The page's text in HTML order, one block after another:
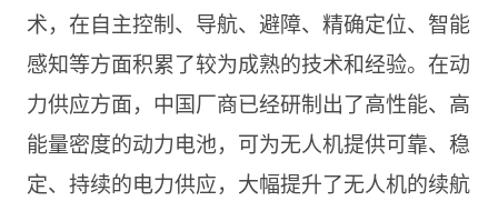
术，在自主控制、导航、避障、精确定位、智能
感知等方面积累了较为成熟的技术和经验。在动
力供应方面，中国厂商已经研制出了高性能、高
能量密度的动力电池，可为无人机提供可靠、稳
定、持续的电力供应，大幅提升了无人机的续航